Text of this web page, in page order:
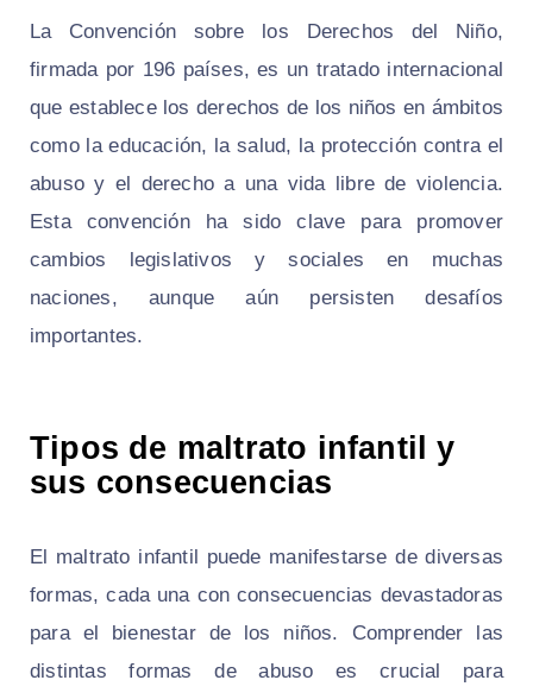
La Convención sobre los Derechos del Niño,
firmada por 196 países, es un tratado internacional
que establece los derechos de los niños en ámbitos
como la educación, la salud, la protección contra el
abuso y el derecho a una vida libre de violencia.
Esta convención ha sido clave para promover
cambios legislativos y sociales en muchas
naciones, aunque aún persisten desafíos
importantes.
Tipos de maltrato infantil y
sus consecuencias
El maltrato infantil puede manifestarse de diversas
formas, cada una con consecuencias devastadoras
para el bienestar de los niños. Comprender las
distintas formas de abuso es crucial para